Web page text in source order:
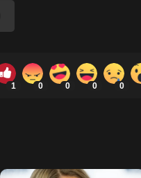
1 0 0 0 0